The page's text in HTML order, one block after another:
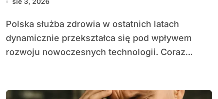
Polska służba zdrowia w ostatnich latach
dynamicznie przekształca się pod wpływem
rozwoju nowoczesnych technologii. Coraz...